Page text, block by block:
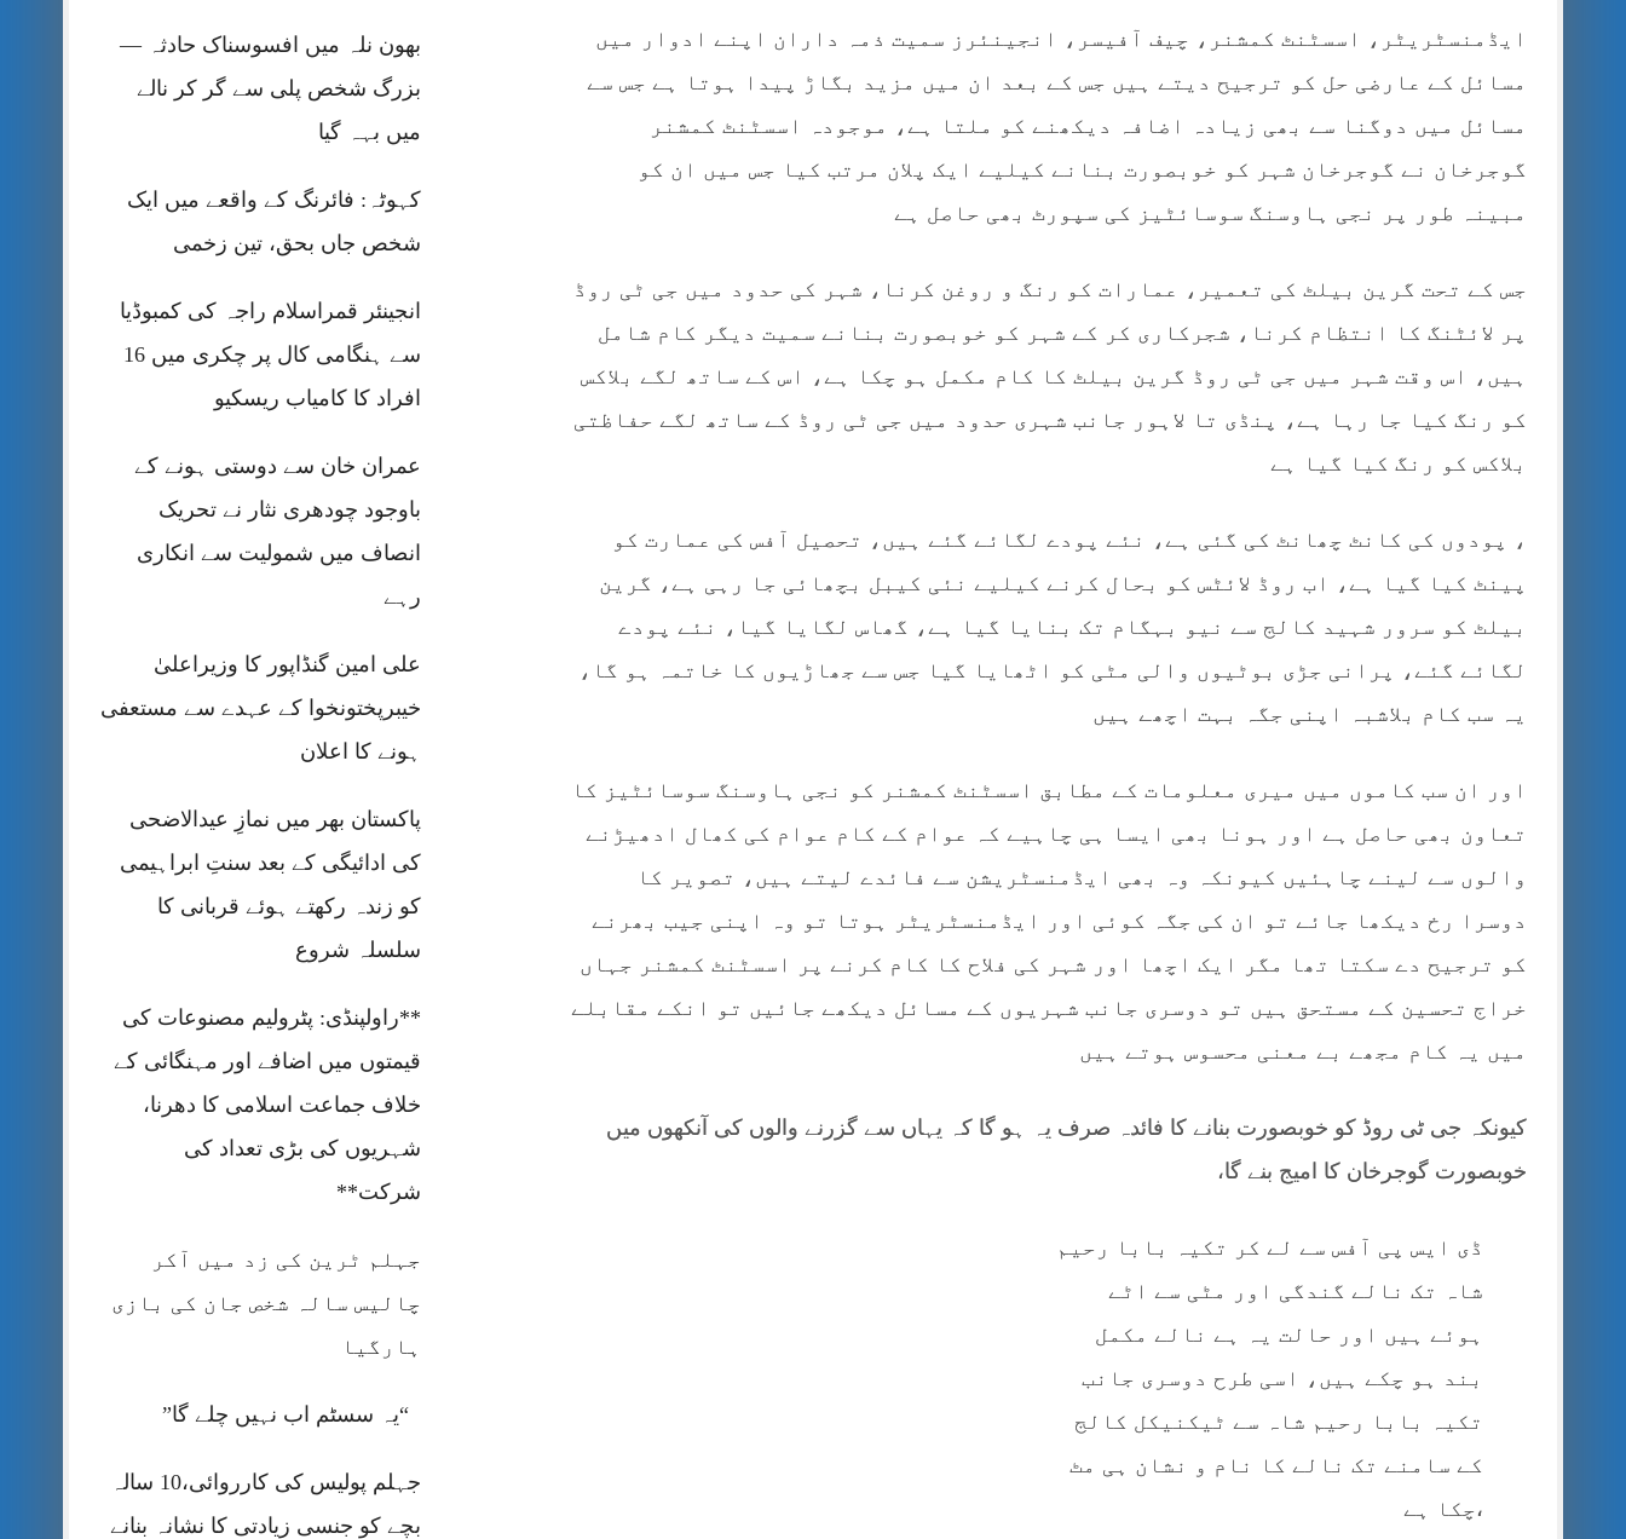
بھون نلہ میں افسوسناک حادثہ —
بزرگ شخص پلی سے گر کر نالے
میں بہہ گیا
کہوٹہ: فائرنگ کے واقعے میں ایک
شخص جاں بحق، تین زخمی
انجینئر قمراسلام راجہ کی کمبوڈیا
سے ہنگامی کال پر چکری میں 16
افراد کا کامیاب ریسکیو
عمران خان سے دوستی ہونے کے
باوجود چودھری نثار نے تحریک
انصاف میں شمولیت سے انکاری
رہے
علی امین گنڈاپور کا وزیراعلیٰ
خیبرپختونخوا کے عہدے سے مستعفی
ہونے کا اعلان
پاکستان بھر میں نمازِ عیدالاضحی
کی ادائیگی کے بعد سنتِ ابراہیمی
کو زندہ رکھتے ہوئے قربانی کا
سلسلہ شروع
**راولپنڈی: پٹرولیم مصنوعات کی
قیمتوں میں اضافے اور مہنگائی کے
خلاف جماعت اسلامی کا دھرنا،
شہریوں کی بڑی تعداد کی
شرکت**
جہلم ٹرین کی زد میں آکر
چالیس سالہ شخص جان کی بازی
ہارگیا
“یہ سسٹم اب نہیں چلے گا”
جہلم پولیس کی کارروائی،10 سالہ
بچے کو جنسی زیادتی کا نشانہ بنانے
ایڈمنسٹریٹر، اسسٹنٹ کمشنر، چیف آفیسر، انجینئرز سمیت ذمہ داران اپنے ادوار میں
مسائل کے عارضی حل کو ترجیح دیتے ہیں جس کے بعد ان میں مزید بگاڑ پیدا ہوتا ہے جس سے
مسائل میں دوگنا سے بھی زیادہ اضافہ دیکھنے کو ملتا ہے، موجودہ اسسٹنٹ کمشنر
گوجرخان نے گوجرخان شہر کو خوبصورت بنانے کیلیے ایک پلان مرتب کیا جس میں ان کو
مبینہ طور پر نجی ہاوسنگ سوسائٹیز کی سپورٹ بھی حاصل ہے
جس کے تحت گرین بیلٹ کی تعمیر، عمارات کو رنگ و روغن کرنا، شہر کی حدود میں جی ٹی روڈ
پر لائٹنگ کا انتظام کرنا، شجرکاری کر کے شہر کو خوبصورت بنانے سمیت دیگر کام شامل
ہیں، اس وقت شہر میں جی ٹی روڈ گرین بیلٹ کا کام مکمل ہو چکا ہے، اس کے ساتھ لگے بلاکس
کو رنگ کیا جا رہا ہے، پنڈی تا لاہور جانب شہری حدود میں جی ٹی روڈ کے ساتھ لگے حفاظتی
بلاکس کو رنگ کیا گیا ہے
، پودوں کی کانٹ چھانٹ کی گئی ہے، نئے پودے لگائے گئے ہیں، تحصیل آفس کی عمارت کو
پینٹ کیا گیا ہے، اب روڈ لائٹس کو بحال کرنے کیلیے نئی کیبل بچھائی جا رہی ہے، گرین
بیلٹ کو سرور شہید کالج سے نیو بہگام تک بنایا گیا ہے، گھاس لگایا گیا، نئے پودے
لگائے گئے، پرانی جڑی بوٹیوں والی مٹی کو اٹھایا گیا جس سے جھاڑیوں کا خاتمہ ہو گا،
یہ سب کام بلاشبہ اپنی جگہ بہت اچھے ہیں
اور ان سب کاموں میں میری معلومات کے مطابق اسسٹنٹ کمشنر کو نجی ہاوسنگ سوسائٹیز کا
تعاون بھی حاصل ہے اور ہونا بھی ایسا ہی چاہیے کہ عوام کے کام عوام کی کھال ادھیڑنے
والوں سے لینے چاہئیں کیونکہ وہ بھی ایڈمنسٹریشن سے فائدے لیتے ہیں، تصویر کا
دوسرا رخ دیکھا جائے تو ان کی جگہ کوئی اور ایڈمنسٹریٹر ہوتا تو وہ اپنی جیب بھرنے
کو ترجیح دے سکتا تھا مگر ایک اچھا اور شہر کی فلاح کا کام کرنے پر اسسٹنٹ کمشنر جہاں
خراج تحسین کے مستحق ہیں تو دوسری جانب شہریوں کے مسائل دیکھے جائیں تو انکے مقابلے
میں یہ کام مجھے بے معنی محسوس ہوتے ہیں
کیونکہ جی ٹی روڈ کو خوبصورت بنانے کا فائدہ صرف یہ ہو گا کہ یہاں سے گزرنے والوں کی آنکھوں میں
خوبصورت گوجرخان کا امیج بنے گا،
ڈی ایس پی آفس سے لے کر تکیہ بابا رحیم
شاہ تک نالے گندگی اور مٹی سے اٹے
ہوئے ہیں اور حالت یہ ہے نالے مکمل
بند ہو چکے ہیں، اسی طرح دوسری جانب
تکیہ بابا رحیم شاہ سے ٹیکنیکل کالج
کے سامنے تک نالے کا نام و نشان ہی مٹ
چکا ہے،